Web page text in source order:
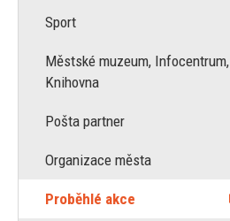
Sport
Městské muzeum, Infocentrum,
Knihovna
Pošta partner
Organizace města
Proběhlé akce